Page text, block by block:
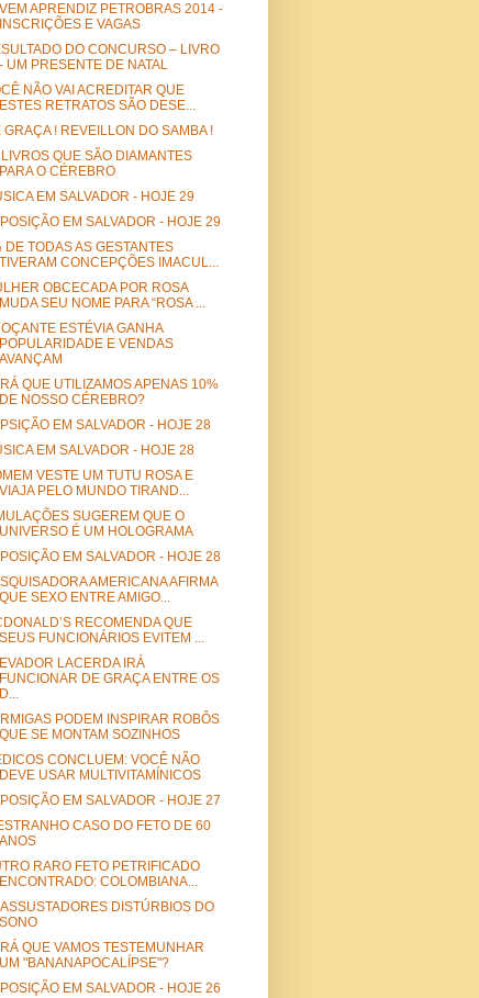
APRENDIZ PETROBRAS 2014 -
INSCRIÇÕES E VAGAS
DO CONCURSO – LIVRO
- UM PRESENTE DE NATAL
NÃO VAI ACREDITAR QUE
ESTES RETRATOS SÃO DESE...
GRAÇA ! REVEILLON DO SAMBA !
QUE SÃO DIAMANTES
PARA O CÉREBRO
EM SALVADOR - HOJE 29
EM SALVADOR - HOJE 29
DE TODAS AS GESTANTES
TIVERAM CONCEPÇÕES IMACUL...
OBCECADA POR ROSA
MUDA SEU NOME PARA “ROSA ...
ESTÉVIA GANHA
POPULARIDADE E VENDAS
AVANÇAM
QUE UTILIZAMOS APENAS 10%
DE NOSSO CÉREBRO?
EM SALVADOR - HOJE 28
EM SALVADOR - HOJE 28
VESTE UM TUTU ROSA E
VIAJA PELO MUNDO TIRAND...
SUGEREM QUE O
UNIVERSO É UM HOLOGRAMA
EM SALVADOR - HOJE 28
AMERICANA AFIRMA
QUE SEXO ENTRE AMIGO...
RECOMENDA QUE
SEUS FUNCIONÁRIOS EVITEM ...
LACERDA IRÁ
FUNCIONAR DE GRAÇA ENTRE OS
D...
PODEM INSPIRAR ROBÔS
QUE SE MONTAM SOZINHOS
CONCLUEM: VOCÊ NÃO
DEVE USAR MULTIVITAMÍNICOS
EM SALVADOR - HOJE 27
CASO DO FETO DE 60
ANOS
RARO FETO PETRIFICADO
ENCONTRADO: COLOMBIANA...
DISTÚRBIOS DO
SONO
QUE VAMOS TESTEMUNHAR
UM "BANANAPOCALÍPSE"?
EM SALVADOR - HOJE 26